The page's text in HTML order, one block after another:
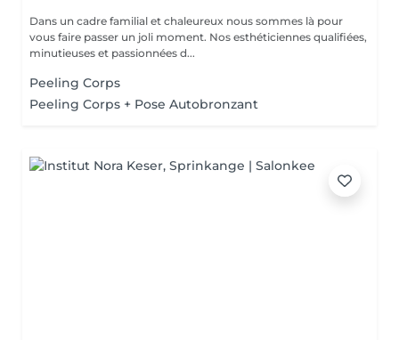
Dans un cadre familial et chaleureux nous sommes là pour
vous faire passer un joli moment. Nos esthéticiennes qualifiées,
minutieuses et passionnées d...
Peeling Corps
Peeling Corps + Pose Autobronzant